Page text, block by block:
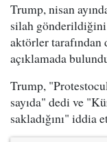
Trump, nisan
silah gönderildiğini
aktörler
açıklamada
Trump,
sayıda" dedi ve
sakladığını" iddia